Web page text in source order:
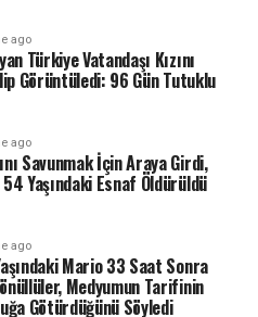
yalnızca saniyede 1,2
seviyesinin düşmesi
de durduruldu.
uzun kuraklık
yaşamış, özellikle 2022
gerilemişti.
ise İsviçre’de devam eden
üzerindeki etkisini
ago
Türkiye Vatandaşı Kızını
Görüntüledi: 96 Gün Tutuklu
ago
Savunmak İçin Araya Girdi,
54 Yaşındaki Esnaf Öldürüldü
ago
Mario 33 Saat Sonra
Medyumun Tarifinin
Götürdüğünü Söyledi